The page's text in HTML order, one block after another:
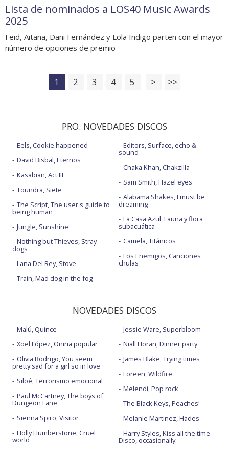
Lista de nominados a LOS40 Music Awards
2025
Feid, Aitana, Dani Fernández y Lola Indigo parten con el mayor
número de opciones de premio
1 2 3 4 5 > >>
PRO. NOVEDADES DISCOS
Eels, Cookie happened
David Bisbal, Eternos
Kasabian, Act III
Toundra, Siete
The Script, The user's guide to
being human
Jungle, Sunshine
Nothing but Thieves, Stray
dogs
Lana Del Rey, Stove
Train, Mad dog in the fog
Editors, Surface, echo &
sound
Chaka Khan, Chakzilla
Sam Smith, Hazel eyes
Alabama Shakes, I must be
dreaming
La Casa Azul, Fauna y flora
subacuática
Camela, Titánicos
Los Enemigos, Canciones
chulas
NOVEDADES DISCOS
Malú, Quince
Xoel López, Oniria popular
Olivia Rodrigo, You seem
pretty sad for a girl so in love
Siloé, Terrorismo emocional
Paul McCartney, The boys of
Dungeon Lane
Sienna Spiro, Visitor
Holly Humberstone, Cruel
world
Jessie Ware, Superbloom
Niall Horan, Dinner party
James Blake, Trying times
Loreen, Wildfire
Melendi, Pop rock
The Black Keys, Peaches!
Melanie Martinez, Hades
Harry Styles, Kiss all the time.
Disco, occasionally.